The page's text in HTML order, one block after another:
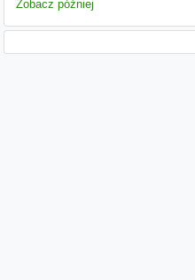
Zobacz później